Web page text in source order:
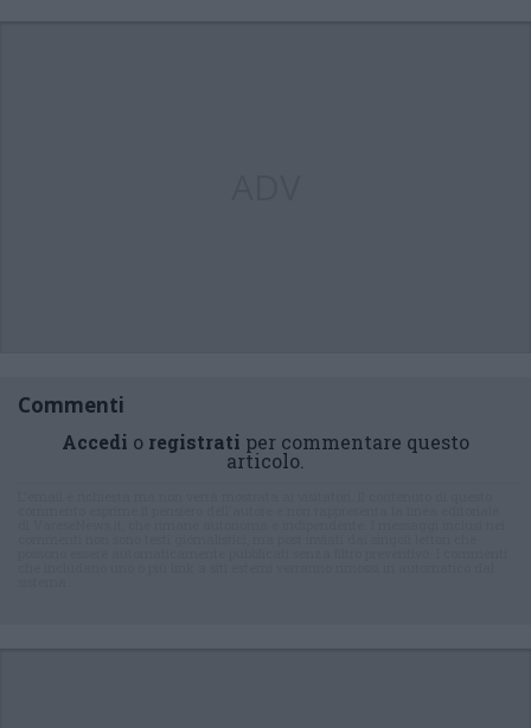
Commenti
Accedi o registrati per commentare questo
articolo.